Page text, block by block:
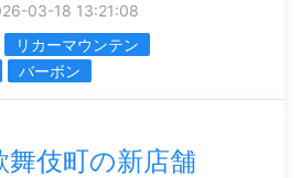
03-18 13:21:08
リカーマウンテン
バーボン
舞伎町の新店舗